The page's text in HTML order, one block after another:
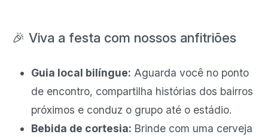
🎉 Viva a festa com nossos anfitriões
Guia local bilíngue: Aguarda você no ponto
de encontro, compartilha histórias dos bairros
próximos e conduz o grupo até o estádio.
Bebida de cortesia: Brinde com uma cerveja